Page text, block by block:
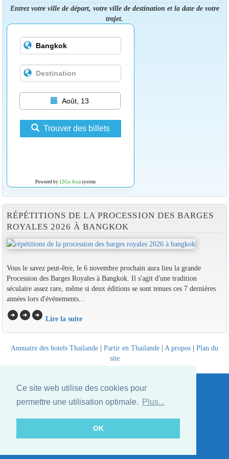
Ce site web utilise des cookies pour
permettre une utilisation optimale.
Plus...
OK
Entrez votre ville de départ, votre ville de destination et la date de votre
trajet.
Août, 13
Trouver des billets
Powered by 12Go Asiasystem
RÉPÉTITIONS DE LA PROCESSION DES BARGES
ROYALES 2026 À BANGKOK
Vous le savez peut-être, le 6 novembre prochain aura lieu la grande
Procession des Barges Royales à Bangkok. Il s'agit d'une tradition
séculaire assez rare, même si deux éditions se sont tenues ces 7 dernières
années lors d'événements...
arrow_circle_rightarrow_circle_rightarrow_circle_right Lire la suite
Annuaire des hotels Thailande | Partir en Thailande | A propos | Plan du
site